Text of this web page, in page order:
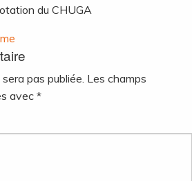
du CHUGA
pas publiée. Les champs
avec *